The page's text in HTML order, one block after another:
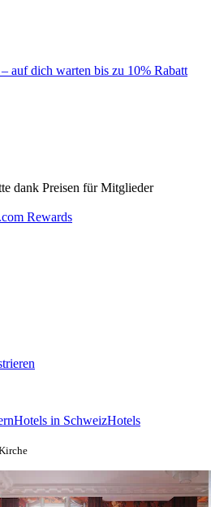
auf dich warten bis zu 10% Rabatt
dank Preisen für Mitglieder
Rewards
Hotels in SchweizHotels